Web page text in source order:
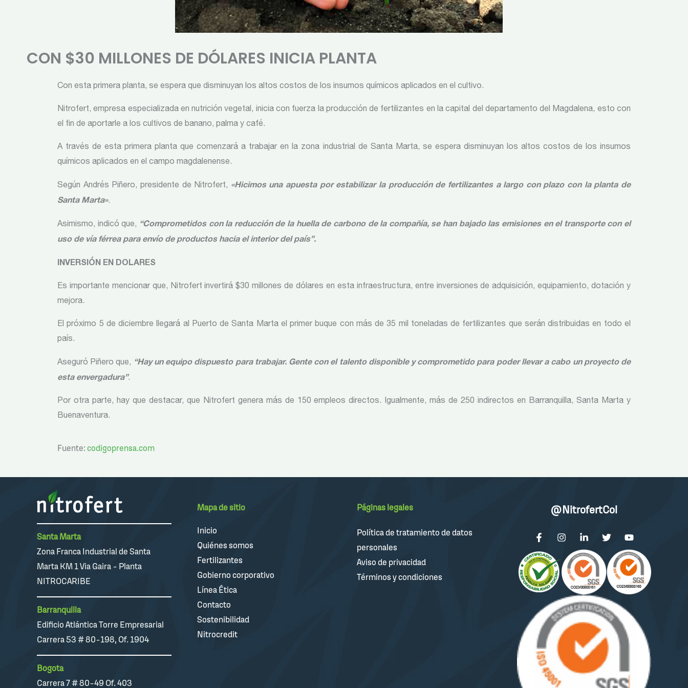
CON $30 MILLONES DE DÓLARES INICIA PLANTA
Con esta primera planta, se espera que disminuyan los altos costos de los insumos químicos aplicados en el cultivo.
Nitrofert, empresa especializada en nutrición vegetal, inicia con fuerza la producción de fertilizantes en la capital del departamento del Magdalena, esto con
el fin de aportarle a los cultivos de banano, palma y café.
A través de esta primera planta que comenzará a trabajar en la zona industrial de Santa Marta, se espera disminuyan los altos costos de los insumos
químicos aplicados en el campo magdalenense.
Según Andrés Piñero, presidente de Nitrofert, «Hicimos una apuesta por estabilizar la producción de fertilizantes a largo con plazo con la planta de
Santa Marta».
Asimismo, indicó que, “Comprometidos con la reducción de la huella de carbono de la compañía, se han bajado las emisiones en el transporte con el
uso de vía férrea para envío de productos hacia el interior del país”.
INVERSIÓN EN DOLARES
Es importante mencionar que, Nitrofert invertirá $30 millones de dólares en esta infraestructura, entre inversiones de adquisición, equipamiento, dotación y
mejora.
El próximo 5 de diciembre llegará al Puerto de Santa Marta el primer buque con más de 35 mil toneladas de fertilizantes que serán distribuidas en todo el
país.
Aseguró Piñero que, “Hay un equipo dispuesto para trabajar. Gente con el talento disponible y comprometido para poder llevar a cabo un proyecto de
esta envergadura”.
Por otra parte, hay que destacar, que Nitrofert genera más de 150 empleos directos. Igualmente, más de 250 indirectos en Barranquilla, Santa Marta y
Buenaventura.
Fuente: codigoprensa.com
Santa Marta
Zona Franca Industrial de Santa
Marta KM 1 Via Gaira - Planta
NITROCARIBE
Barranquilla
Edificio Atlántica Torre Empresarial
Carrera 53 # 80-198, Of. 1904
Bogota
Carrera 7 # 80-49 Of. 403
Mapa de sitio
Inicio
Quiénes somos
Fertilizantes
Gobierno corporativo
Línea Ética
Contacto
Sostenibilidad
Nitrocredit
Páginas legales
Política de tratamiento de datos
personales
Aviso de privacidad
Términos y condiciones
@NitrofertCol